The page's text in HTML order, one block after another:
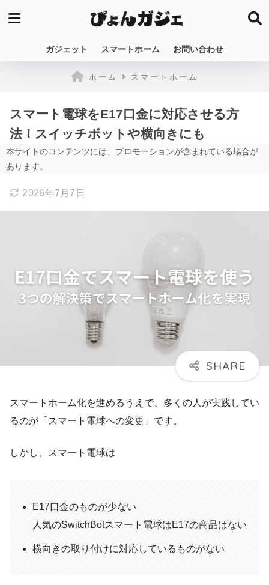
ガジェット スマートホーム お問い合わせ
ホーム スマートホーム
スマート電球をE17口金に対応させる方
法！スイッチボットや横向きにも
本サイトのコンテンツには、プロモーションが含まれている場合が
あります。
2026年7月7日
スマートホーム化を進めるうえで、多くの人が実践してい
るのが「スマート電球への変更」です。
しかし、スマート電球は
E17口金のものが少ない
人気のSwitchBotスマート電球はE17の商品はない
横向きの取り付けに対応しているものがない